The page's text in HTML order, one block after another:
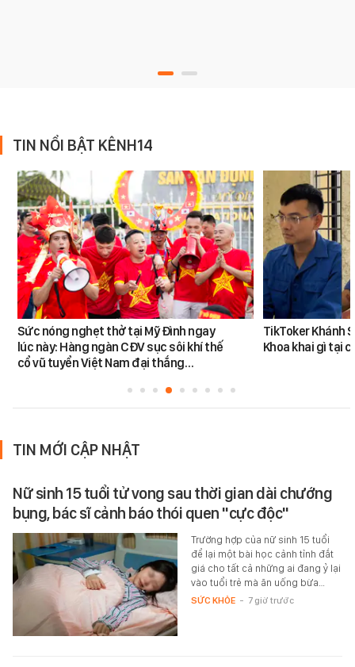
TIN NỔI BẬT KÊNH14
Sức nóng nghẹt thở tại Mỹ Đình ngay
lúc này: Hàng ngàn CĐV sục sôi khí thế
cổ vũ tuyển Việt Nam đại thắng…
TikToker Khánh
Khoa khai gì tại
TIN MỚI CẬP NHẬT
Nữ sinh 15 tuổi tử vong sau thời gian dài chướng
bụng, bác sĩ cảnh báo thói quen "cực độc"
Trường hợp của nữ sinh 15 tuổi
để lại một bài học cảnh tỉnh đắt
giá cho tất cả những ai đang ỷ lại
vào tuổi trẻ mà ăn uống bừa…
SỨC KHỎE - 7 giờ trước